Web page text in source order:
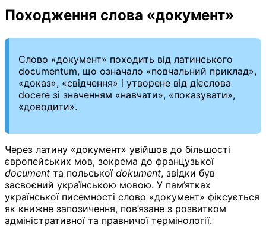
Походження слова «документ»
Слово «документ» походить від латинського
documentum, що означало «повчальний приклад»,
«доказ», «свідчення» і утворене від дієслова
docere зі значенням «навчати», «показувати»,
«доводити».
Через латину «документ» увійшов до більшості
європейських мов, зокрема до французької
document та польської dokument, звідки був
засвоєний українською мовою. У пам’ятках
української писемності слово «документ» фіксується
як книжне запозичення, пов’язане з розвитком
адміністративної та правничої термінології.